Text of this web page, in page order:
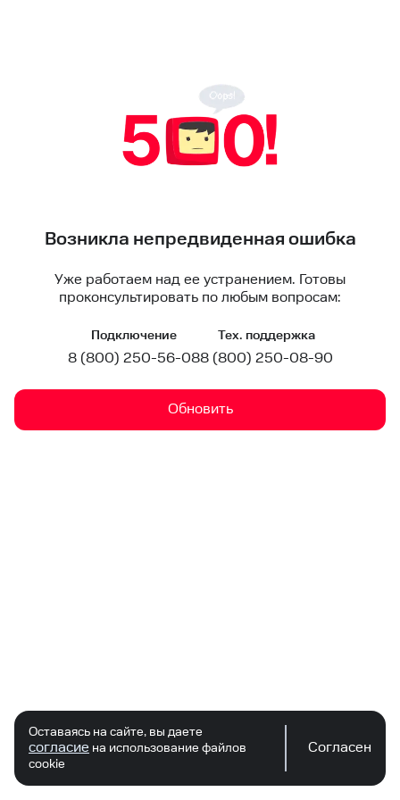
Возникла непредвиденная ошибка
Уже работаем над ее устранением. Готовы
проконсультировать по любым вопросам:
Подключение
8 (800) 250-56-08
Тех. поддержка
8 (800) 250-08-90
Обновить
Оставаясь на сайте, вы даете
согласие на использование файлов
cookie
Согласен